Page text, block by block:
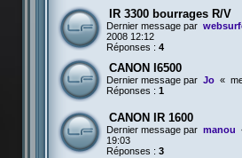
IR 3300 bourrages R/V
Dernier message par
2008 12:12
Réponses : 4
CANON I6500
Dernier message par Jo «
Réponses : 1
CANON IR 1600
Dernier message par manou
19:03
Réponses : 3